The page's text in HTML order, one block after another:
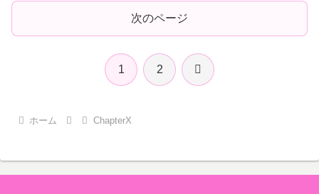
次のページ
1 2 次
ホーム ChapterX